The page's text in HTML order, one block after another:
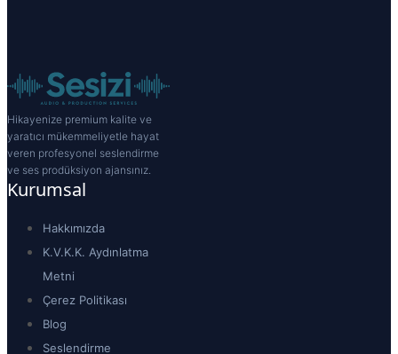
Hikayenize premium kalite ve
yaratıcı mükemmeliyetle hayat
veren profesyonel seslendirme
ve ses prodüksiyon ajansınız.
Kurumsal
Hakkımızda
K.V.K.K. Aydınlatma
Metni
Çerez Politikası
Blog
Seslendirme